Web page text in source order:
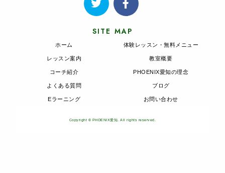
SITE MAP
ホーム
レッスン案内
コーチ紹介
よくある質問
Eラーニング
体験レッスン・無料メニュー
教室概要
PHOENIX愛知の理念
ブログ
お問い合わせ
Copyright © PHOENIX愛知. All rights reserved.